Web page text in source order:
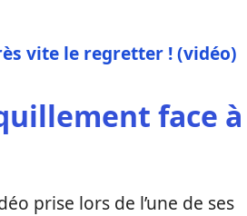
vite le regretter ! (vidéo)
face à
prise lors de l’une de ses